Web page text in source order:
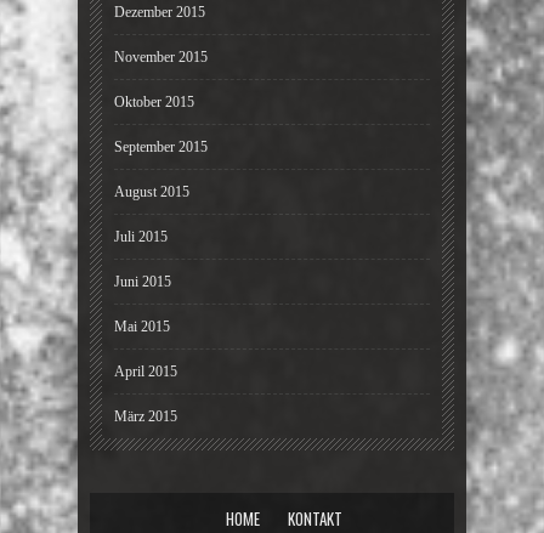
Dezember 2015
November 2015
Oktober 2015
September 2015
August 2015
Juli 2015
Juni 2015
Mai 2015
April 2015
März 2015
HOME
KONTAKT